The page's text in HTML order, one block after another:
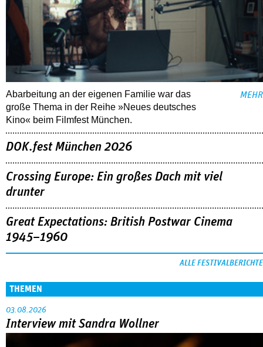
Abarbeitung an der eigenen Familie war das
große Thema in der Reihe »Neues deutsches
Kino« beim Filmfest München.
MEHR
DOK.fest München 2026
Crossing Europe: Ein großes Dach mit viel
drunter
Great Expectations: British Postwar Cinema
1945–1960
ALLE FESTIVALBERICHTE
THEMEN
03.08.2026
Interview mit Sandra Wollner